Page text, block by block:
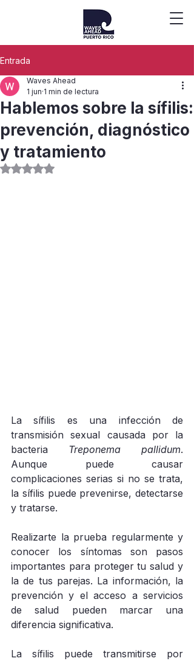
Entrada
Hablemos sobre la sífilis:
prevención, diagnóstico
y tratamiento
Waves Ahead
1 jun 1 min de lectura
Obtuvo NaN de 5 estrellas.
La sífilis es una infección de
transmisión sexual causada por la
bacteria Treponema pallidum.
Aunque puede causar
complicaciones serias si no se trata,
la sífilis puede prevenirse, detectarse
y tratarse.
Realizarte la prueba regularmente y
conocer los síntomas son pasos
importantes para proteger tu salud y
la de tus parejas. La información, la
prevención y el acceso a servicios
de salud pueden marcar una
diferencia significativa.
La sífilis puede transmitirse por